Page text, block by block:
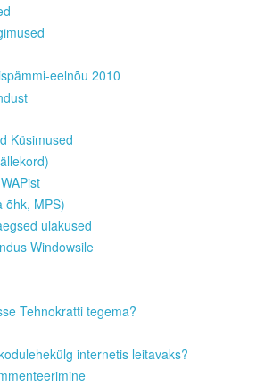
eelnõu 2010
Küsimused
õhk, MPS)
ulakused
Windowsile
Tehnokratti tegema?
internetis leitavaks?